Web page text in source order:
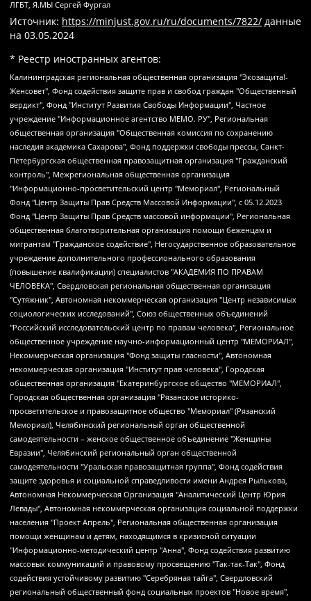
ЛГБТ, Я.МЫ Сергей Фургал
Источник: https://minjust.gov.ru/ru/documents/7822/ данные
на 03.05.2024
* Реестр иностранных агентов:
Калининградская региональная общественная организация "Экозащита!-Женсовет", Фонд содействия защите прав и свобод граждан "Общественный вердикт", Фонд "Институт Развития Свободы Информации", Частное учреждение "Информационное агентство МЕМО. РУ", Региональная общественная организация "Общественная комиссия по сохранению наследия академика Сахарова", Фонд поддержки свободы прессы, Санкт-Петербургская общественная правозащитная организация "Гражданский контроль", Межрегиональная общественная организация "Информационно-просветительский центр "Мемориал", Региональный Фонд "Центр Защиты Прав Средств Массовой Информации", с 05.12.2023 Фонд "Центр Защиты Прав Средств массовой информации", Региональная общественная благотворительная организация помощи беженцам и мигрантам "Гражданское содействие", Негосударственное образовательное учреждение дополнительного профессионального образования (повышение квалификации) специалистов "АКАДЕМИЯ ПО ПРАВАМ ЧЕЛОВЕКА", Свердловская региональная общественная организация "Сутяжник", Автономная некоммерческая организация "Центр независимых социологических исследований", Союз общественных объединений "Российский исследовательский центр по правам человека", Региональное общественное учреждение научно-информационный центр "МЕМОРИАЛ", Некоммерческая организация "Фонд защиты гласности", Автономная некоммерческая организация "Институт прав человека", Городская общественная организация "Екатеринбургское общество "МЕМОРИАЛ", Городская общественная организация "Рязанское историко-просветительское и правозащитное общество "Мемориал" (Рязанский Мемориал), Челябинский региональный орган общественной самодеятельности – женское общественное объединение "Женщины Евразии", Челябинский региональный орган общественной самодеятельности "Уральская правозащитная группа", Фонд содействия защите здоровья и социальной справедливости имени Андрея Рылькова, Автономная Некоммерческая Организация "Аналитический Центр Юрия Левады", Автономная некоммерческая организация социальной поддержки населения "Проект Апрель", Региональная общественная организация помощи женщинам и детям, находящимся в кризисной ситуации "Информационно-методический центр "Анна", Фонд содействия развитию массовых коммуникаций и правовому просвещению "Так-так-Так", Фонд содействия устойчивому развитию "Серебряная тайга", Свердловский региональный общественный фонд социальных проектов "Новое время", "Idel.Реалии", Кавказ.Реалии, Крым.Реалии, Телеканал Настоящее Время, Татаро-башкирская служба Радио Свобода (Azatliq Radiosi), Радио Свободная Европа/Радио Свобода (PCE/PC), "Сибирь.Реалии", "Фактограф", Благотворительный фонд помощи осужденным и их семьям, Автономная некоммерческая организация "Институт глобализации и социальных движений", Фонд "В защиту прав заключенных", Частное учреждение "Центр поддержки и содействия развитию средств массовой информации", Пензенский региональный общественный благотворительный фонд "Гражданский союз", "Север.Реалии", Некоммерческая организация Фонд "Правовая инициатива", Общество с ограниченной ответственностью "Радио Свободная Европа/Радио Свобода", Чешское информационное агентство "MEDIUM-ORIENT", Красноярская региональная общественная организация "Мы против СПИДа", Камалягин Денис Николаевич, Маркелов Сергей Евгеньевич, Пономарев Лев Александрович, Савицкая Людмила Алексеевна, Автономная некоммерческая организация "Центр по работе с проблемой насилия "НАСИЛИЮ.НЕТ", Межрегиональный профессиональный союз работников здравоохранения "Альянс врачей", Юридическое лицо, зарегистрированное в Латвийской Республике, SIA "Medusa Project" (регистрационный номер 40103797863, дата регистрации 10.06.2014), Некоммерческая организация "Фонд по борьбе с коррупцией", Автономная некоммерческая организация "Институт права и публичной политики", Баданин Роман Сергеевич, Гликин Максим Александрович, Железнова Мария Михайловна, Лукьянова Юлия Сергеевна, Маетная Елизавета Витальевна, Маняхин Петр Борисович, Чуракова Ольга Владимировна, Ярош Юлия Петровна, Юридическое лицо "The Insider SIA", зарегистрированное в Риге, Латвийская Республика (дата регистрации 26.06.2015), являющееся администратором доменного имени интернет-издания "The Insider SIA", https://theins.ru, Постернак Алексей Евгеньевич, Рубин Михаил Аркадьевич, Анин Роман Александрович, Юридическое лицо Istories fonds, зарегистрированное в Латвийской Республике (регистрационный номер 50008295751, дата регистрации 24.02.2020), Великовский Дмитрий Александрович, Долинина Ирина Николаевна, Мароховская Алеся Алексеевна, Шлейнов Роман Юрьевич, Шмагун Олеся Валентиновна, Общество с ограниченной ответственностью "Альтаир 2021", Общество с ограниченной ответственностью "Вега 2021", Общество с ограниченной ответственностью "Главный редактор 2021", Общество с ограниченной ответственностью "Ромашки монолит", Важенков Артем Валерьевич, Ивановская областная общественная организация "Центр гендерных исследований", Гурман Юрий Альбертович, Медиапроект "ОВД-Инфо", Егоров Владимир Владимирович, Жилинский Владимир Александрович, Общество с ограниченной ответственностью "ЗП", Иванова София Юрьевна, Карезина Инна Павловна, Кильтау Екатерина Викторовна, Петров Алексей Викторович, Пискунов Сергей Евгеньевич, Смирнов Сергей Сергеевич, Тихонов Михаил Сергеевич, Общество с ограниченной ответственностью "ЖУРНАЛИСТ-ИНОСТРАННЫЙ АГЕНТ", Арапова Галина Юрьевна, Вольтская Татьяна Анатольевна, Американская компания "Mason G.E.S. Anonymous Foundation" (США), являющаяся владельцем интернет-издания https://mnews.world/, Компания "Stichting Bellingcat", зарегистрированная в Нидерландах (дата регистрации 11.07.2018), Захаров Андрей Вячеславович, Клепиковская Екатерина Дмитриевна, Общество с ограниченной ответственностью "МЕМО", Перл Роман Александрович, Симонов Евгений Алексеевич, Соловьева Елена Анатольевна, Сотников Даниил Владимирович, Сурначева Елизавета Дмитриевна, Автономная некоммерческая организация по защите прав человека и информированию населения "Якутия – Наше Мнение", Общество с ограниченной ответственностью "Москоу диджитал медиа", с 26.01.2023 Общество с ограниченной ответственностью "Чайка Белые сады", Ветошкина Валерия Валерьевна, Заговора Максим Александрович, Межрегиональное общественное движение "Российская ЛГБТ - сеть", Оленичев Максим Владимирович, Павлов Иван Юрьевич, Скворцова Елена Сергеевна, Общество с ограниченной ответственностью "Как бы инагент", Кочетков Игорь Викторович, Общество с ограниченной ответственностью "Честные выборы", Еланчик Олег Александрович, Общество с ограниченной ответственностью "Нобелевский призыв", Гималова Регина Эмилевна, Григорьев Андрей Валерьевич, Григорьева Алина Александровна, Ассоциация по содействию защите прав призывников, альтернативнослужащих и военнослужащих "Правозащитная группа "Гражданин.Армия.Право", Хисамова Регина Фаритовна, Автономная некоммерческая организация по реализации социально-правовых программ "Лилит", Дальневосточное общественное движение "Маяк", Санкт-Петербургская ЛГБТ-инициативная группа "Выход", Инициативная группа ЛГБТ+ "Реверс", Алексеев Андрей Викторович, Бекбулатова Таисия Львовна, Беляев Иван Михайлович, Владыкина Елена Сергеевна, Гельман Марат Александрович, Никульшина Вероника Юрьевна, Толоконникова Надежда Андреевна, Шендерович Виктор Анатольевич, Общество с ограниченной ответственностью "Данное сообщение", Общество с ограниченной ответственностью Издательский дом "Новая глава", Айнбиндер Александра Александровна, Московский комьюнити-центр для ЛГБТ+инициатив, Благотворительный фонд развития филантропии, Deutsche Welle (Германия, Kurt-Schumacher-Strasse 3, 53113 Bonn), Борзунова Мария Михайловна, Воробьев Виктор Викторович, Голубева Анна Львовна, Константинова Алла Михайловна, Малкова Ирина Владимировна, Мурадов Мурад Абдулгалимович, Осетинская Елизавета Николаевна, Понасенков Евгений Николаевич, Ганапольский Матвей Юрьевич, Киселев Евгений Алексеевич, Борухович Ирина Григорьевна, Дремин Иван Тимофеевич, Дубровский Дмитрий Викторович, Красноярская региональная общественная организация поддержки и развития альтернативных образовательных технологий и межкультурных коммуникаций "ИНТЕРРА", Маяковская Екатерина Алексеевна, Фейгин Марк Захарович, Филимонов Андрей Викторович, Дзугкоева Регина Николаевна, Доброхотов Роман Александрович, Дудь Юрий Александрович, Елкин Сергей Владимирович, Кругликов Кирилл Игоревич, Сабунаева Мария Леонидовна, Семенов Алексей Владимирович, Шаинян Карен Багратович, Шульман Екатерина Михайловна, Асафьев Артур Валерьевич, Вахштайн Виктор Семенович, Венедиктов Алексей Алексеевич, Лушникова Екатерина Евгеньевна, Волков Леонид Михайлович, Невзоров Александр Глебович, Пархоменко Сергей Борисович, Сироткин Ярослав Николаевич, Кара-Мурза Владимир Владимирович, Баранова Наталья Владимировна, Гозман Леонид Яковлевич, Кагарлицкий Борис Юльевич, Климарев Михаил Валерьевич, Милов Владимир Станиславович, Автономная некоммерческая организация Краснодарский центр современного искусства "Типография", Моргенштерн Алишер Тагирович, Соболь Любовь Эдуардовна, Общество с ограниченной ответственностью "ЛИЗА НОРМ", Каспаров Гарри Кимович, Ходорковский Михаил Борисович, Общество с ограниченной ответственностью "Апрельские тезисы", Данилович Ирина Брониславовна, Кашин Олег Владимирович, Петров Николай Владимирович, Пивоваров Алексей Владимирович, Соколов Михаил Владимирович, Цветкова Юлия Владимировна, Чичваркин Евгений Александрович, Комитет против пыток/Команда против пыток, Общество с ограниченной ответственностью "Первый научный", Общество с ограниченной ответственностью "Вертолет и ко", Белоцерковская Вероника Борисовна, Кац Максим Евгеньевич, Лазарева Татьяна Юрьевна, Шаведдинов Руслан Табризович, Яшин Илья Валерьевич, Общество с ограниченной ответственностью "Иноагент ААВ", Алешковский Дмитрий Петрович, Альбац Евгения Марковна, Быков Дмитрий Львович, Галямина Юлия Евгеньевна, Лойко Сергей Леонидович, Мартынов Кирилл Константинович, Медведев Сергей Александрович, Крашенинников Федор Геннадиевич, Гордеева Катерина Вл